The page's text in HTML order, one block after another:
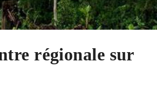
régionale sur